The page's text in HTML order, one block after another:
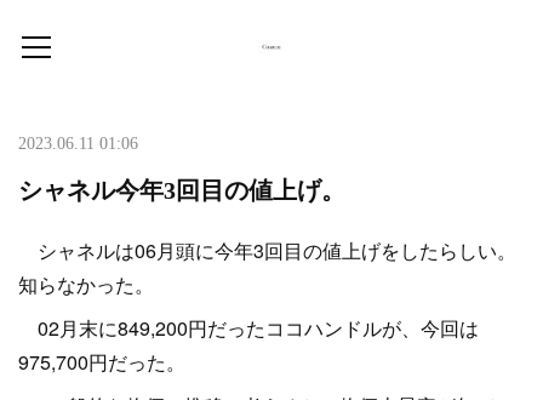
2023.06.11 01:06
シャネル今年3回目の値上げ。
シャネルは06月頭に今年3回目の値上げをしたらしい。
知らなかった。
02月末に849,200円だったココハンドルが、今回は
975,700円だった。